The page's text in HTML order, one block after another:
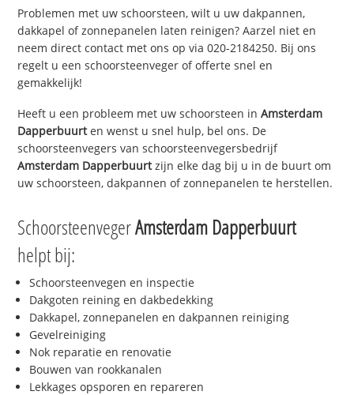
Problemen met uw schoorsteen, wilt u uw dakpannen,
dakkapel of zonnepanelen laten reinigen? Aarzel niet en
neem direct contact met ons op via 020-2184250. Bij ons
regelt u een schoorsteenveger of offerte snel en
gemakkelijk!
Heeft u een probleem met uw schoorsteen inAmsterdam
Dapperbuurten wenst u snel hulp, bel ons. De
schoorsteenvegers van schoorsteenvegersbedrijf
Amsterdam Dapperbuurtzijn elke dag bij u in de buurt om
uw schoorsteen, dakpannen of zonnepanelen te herstellen.
SchoorsteenvegerAmsterdam Dapperbuurt
helpt bij:
Schoorsteenvegen en inspectie
Dakgoten reining en dakbedekking
Dakkapel, zonnepanelen en dakpannen reiniging
Gevelreiniging
Nok reparatie en renovatie
Bouwen van rookkanalen
Lekkages opsporen en repareren